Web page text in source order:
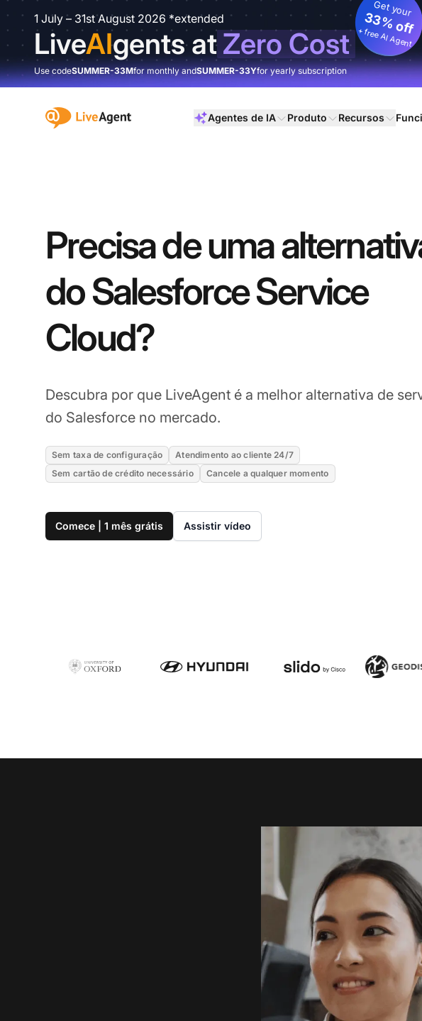
1 July – 31st August 2026 *extended
LiveAIgents atZero Cost
Get your
33% off
+ free AI Agent
Use codeSUMMER-33Mfor monthly andSUMMER-33Yfor yearly subscription
:site.title Agentes de IA Produto Recursos
Precisa de uma
do Salesforce Service
Cloud?
Descubra por que LiveAgent é a melhor alternativa de
do Salesforce no mercado.
Sem taxa de configuração
Atendimento ao cliente 24/7
Sem cartão de crédito necessário
Cancele a qualquer momento
Comece | 1 mês grátis Assistir vídeo